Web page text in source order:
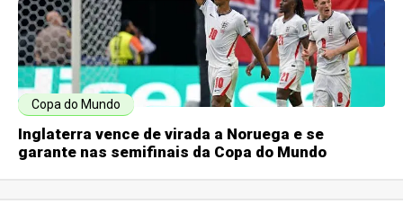
Copa do Mundo
Inglaterra vence de virada a Noruega e se
garante nas semifinais da Copa do Mundo